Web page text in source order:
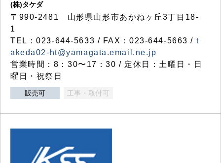
(株)タケダ
〒990-2481 山形県山形市あかねヶ丘3丁目18-
1
TEL：023-644-5633 / FAX：023-644-5663 / t
akeda02-ht@yamagata.email.ne.jp
営業時間：8：30〜17：30 / 定休日：土曜日・日
曜日・祝祭日
販売可 工事・取付可